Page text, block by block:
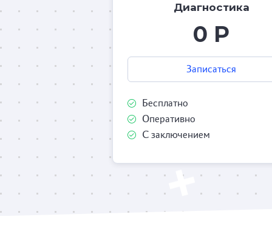
Диагностика
0 Р
Записаться
Бесплатно
Оперативно
С заключением